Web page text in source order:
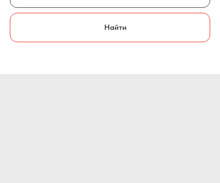
Найти